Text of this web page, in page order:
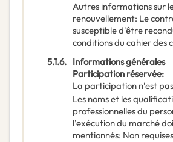
Autres informations sur
renouvellement: Le
susceptible d'être
conditions du cahier des
5.1.6. Informations générales
Participation réservée:
La participation n’est
Les noms et les
professionnelles du
l’exécution du marché
mentionnés: Non requises